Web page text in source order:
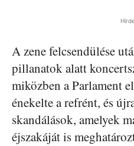
A zene felcsendülése
pillanatok alatt
miközben a Parlament
énekelte a refrént, és
skandálások, amelyek
éjszakáját is